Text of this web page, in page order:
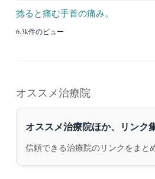
捻ると痛む手首の痛み。
6.3k件のビュー
オススメ治療院
オススメ治療院ほか、リンク集
信頼できる治療院のリンクをまと